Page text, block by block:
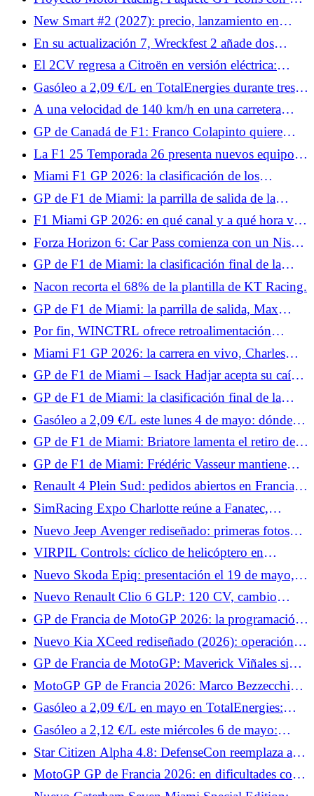
coches de antaño sin ayudas!
New Smart #2 (2027): precio, lanzamiento en
Francia y bonificaciones, lo que nos depara el
descendiente del Fortwo
En su actualización 7, Wreckfest 2 añade dos
coches y medio.
El 2CV regresa a Citroën en versión eléctrica:
primer vistazo en el Salón del Automóvil de París
2026
Gasóleo a 2,09 €/L en TotalEnergies durante tres
días: ¿cuándo y dónde beneficiarse de él?
A una velocidad de 140 km/h en una carretera
limitada a 80, el automovilista explica a la policía
que llega tarde al trabajo
GP de Canadá de F1: Franco Colapinto quiere
confirmar su buen resultado en Miami con Alpine
La F1 25 Temporada 26 presenta nuevos equipos,
F1, reglas, nuevos pilotos y circuitos.
Miami F1 GP 2026: la clasificación de los
entrenamientos libres 1, Charles Leclerc anuncia el
color, Pierre Gasly ya en juego
GP de F1 de Miami: la parrilla de salida de la
carrera al sprint, Lando Norris abofetea a la
competencia, Esteban Ocon fracasa
F1 Miami GP 2026: en qué canal y a qué hora ver
la carrera sprint
Forza Horizon 6: Car Pass comienza con un Nissan
Skyline GT-R.
GP de F1 de Miami: la clasificación final de la
carrera al sprint, Kimi Antonelli penalizado, Pierre
Gasly en los puntos
Nacon recorta el 68% de la plantilla de KT Racing.
GP de F1 de Miami: la parrilla de salida, Max
Verstappen crea una sorpresa, Isack Hadjar en
apuros
Por fin, WINCTRL ofrece retroalimentación
háptica.
Miami F1 GP 2026: la carrera en vivo, Charles
Leclerc estropea su podio, Antonelli como jefe
GP de F1 de Miami – Isack Hadjar acepta su caída:
“No era muy inteligente”
GP de F1 de Miami: la clasificación final de la
carrera, y tres para Antonelli, grandes puntos para
Alpine
Gasóleo a 2,09 €/L este lunes 4 de mayo: dónde
repostar gasóleo por debajo de la media de 2,19
€/L en Francia
GP de F1 de Miami: Briatore lamenta el retiro de
Gasly y felicita a Colapinto
GP de F1 de Miami: Frédéric Vasseur mantiene
aspectos positivos a pesar de una carrera fallida
para Ferrari
Renault 4 Plein Sud: pedidos abiertos en Francia,
desde 37.290 €
SimRacing Expo Charlotte reúne a Fanatec,
Asetek, Conspit, VPG, Thrustmaster y Pimax.
Nuevo Jeep Avenger rediseñado: primeras fotos
oficiales y look “baby-Compass” para el SUV
urbano
VIRPIL Controls: cíclico de helicóptero en
aproximación y una base Force Feedback que
destaca
Nuevo Skoda Epiq: presentación el 19 de mayo, lo
que muestran los bocetos oficiales
Nuevo Renault Clio 6 GLP: 120 CV, cambio
automático y hasta 1.400 km de autonomía
GP de Francia de MotoGP 2026: la programación
de TV y los horarios del fin de semana
Nuevo Kia XCeed rediseñado (2026): operación
de modernización del compacto elevado
GP de Francia de MotoGP: Maverick Viñales sigue
fuera, Jonas Folger regresa a Tech3
MotoGP GP de Francia 2026: Marco Bezzecchi
quiere confirmar su dominio en Le Mans
Gasóleo a 2,09 €/L en mayo en TotalEnergies:
todas las fechas de operación en 3.300 estaciones
Gasóleo a 2,12 €/L este miércoles 6 de mayo:
¿dónde se puede pagar menos que la media de
2,23 €/L en Francia?
Star Citizen Alpha 4.8: DefenseCon reemplaza a
Invictus y la guerra cambia de escenario
MotoGP GP de Francia 2026: en dificultades con
Yamaha, Fabio Quartararo prepara algo especial